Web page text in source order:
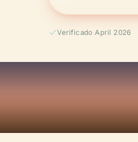
Verificado April 2026